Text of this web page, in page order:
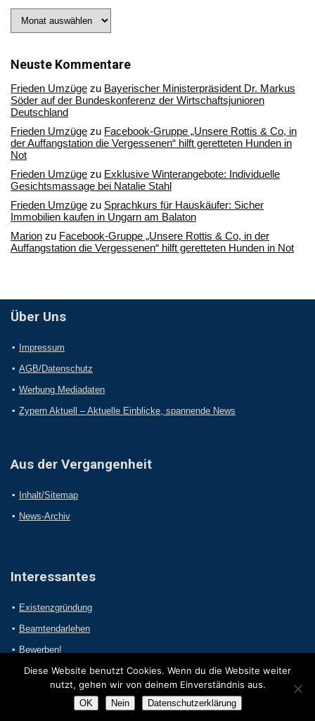
Sie
Archiv
Neuste Kommentare
Frieden Umzüge zu Bayerischer Ministerpräsident Dr. Markus
Söder auf der Bundeskonferenz der Wirtschaftsjunioren
Deutschland
Frieden Umzüge zu Facebook-Gruppe „Unsere Rottis & Co, in
der Auffangstation die Vergessenen“ hilft geretteten Hunden in
Not
Frieden Umzüge zu Exklusive Winterangebote: Individuelle
Gesichtsmassage bei Natalie Stahl
Frieden Umzüge zu Sprachkurs für Hauskäufer: Sicher
Immobilien kaufen in Ungarn am Balaton
Marion zu Facebook-Gruppe „Unsere Rottis & Co, in der
Auffangstation die Vergessenen“ hilft geretteten Hunden in Not
Über Uns
Impressum
AGB/Datenschutz
Werbung Mediadaten
Zypern Aktuell – Aktuelle Einblicke, spannende News
Aus der Vergangenheit
Inhalt/Sitemap
News-Archiv
Interessantes
Existenzgründung
Beamtendarlehen
Bewerben!
2017 Online-Presseportal.com. Alle Rechte vorbehalten.
Diese Website benutzt Cookies. Wenn du die Website weiter
nutzt, gehen wir von deinem Einverständnis aus.
OK Nein Datenschutzerklärung